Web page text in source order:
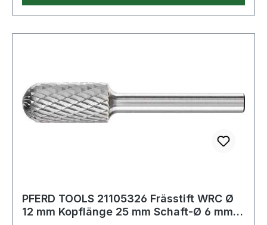
PFERD TOOLS 21105326 Frässtift WRC Ø
12 mm Kopflänge 25 mm Schaft-Ø 6 mm